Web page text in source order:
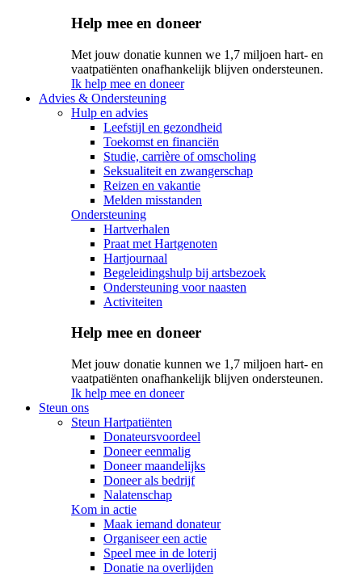
Help mee en doneer
Met jouw donatie kunnen we 1,7 miljoen hart- en
vaatpatiënten onafhankelijk blijven ondersteunen.
Ik help mee en doneer
Advies & Ondersteuning
Hulp en advies
Leefstijl en gezondheid
Toekomst en financiën
Studie, carrière of omscholing
Seksualiteit en zwangerschap
Reizen en vakantie
Melden misstanden
Ondersteuning
Hartverhalen
Praat met Hartgenoten
Hartjournaal
Begeleidingshulp bij artsbezoek
Ondersteuning voor naasten
Activiteiten
Help mee en doneer
Met jouw donatie kunnen we 1,7 miljoen hart- en
vaatpatiënten onafhankelijk blijven ondersteunen.
Ik help mee en doneer
Steun ons
Steun Hartpatiënten
Donateursvoordeel
Doneer eenmalig
Doneer maandelijks
Doneer als bedrijf
Nalatenschap
Kom in actie
Maak iemand donateur
Organiseer een actie
Speel mee in de loterij
Donatie na overlijden